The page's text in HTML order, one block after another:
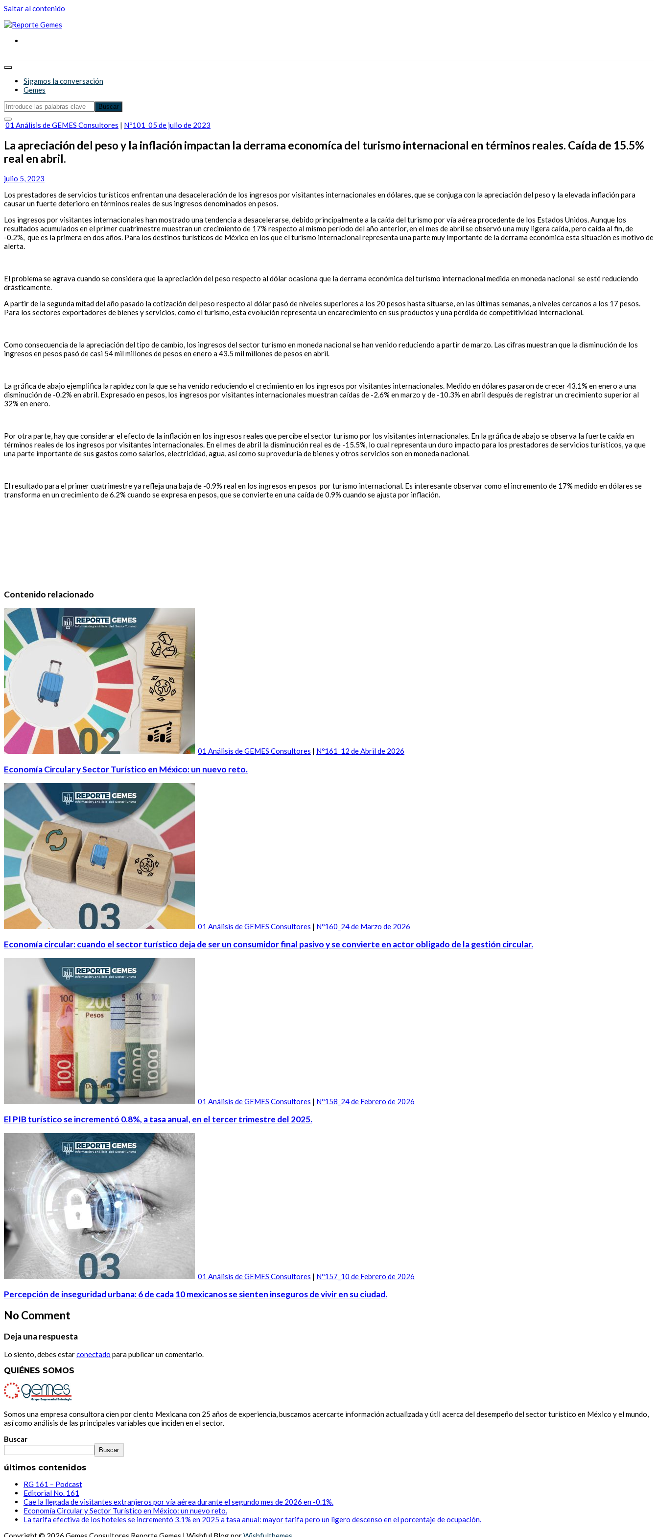
Saltar al contenido
Reporte Gemes
Sigamos la conversación
Gemes
01 Análisis de GEMES Consultores | Nº101_05 de julio de 2023
La apreciación del peso y la inflación impactan la derrama economíca del turismo internacional en términos reales. Caída de 15.5%
real en abril.
julio 5, 2023
Los prestadores de servicios turísticos enfrentan una desaceleración de los ingresos por visitantes internacionales en dólares, que se conjuga con la apreciación del peso y la elevada inflación para
causar un fuerte deterioro en términos reales de sus ingresos denominados en pesos.
Los ingresos por visitantes internacionales han mostrado una tendencia a desacelerarse, debido principalmente a la caída del turismo por vía aérea procedente de los Estados Unidos. Aunque los
resultados acumulados en el primer cuatrimestre muestran un crecimiento de 17% respecto al mismo período del año anterior, en el mes de abril se observó una muy ligera caída, pero caída al fin, de
-0.2%, que es la primera en dos años. Para los destinos turísticos de México en los que el turismo internacional representa una parte muy importante de la derrama económica esta situación es motivo de
alerta.
El problema se agrava cuando se considera que la apreciación del peso respecto al dólar ocasiona que la derrama económica del turismo internacional medida en moneda nacional se esté reduciendo
drásticamente.
A partir de la segunda mitad del año pasado la cotización del peso respecto al dólar pasó de niveles superiores a los 20 pesos hasta situarse, en las últimas semanas, a niveles cercanos a los 17 pesos.
Para los sectores exportadores de bienes y servicios, como el turismo, esta evolución representa un encarecimiento en sus productos y una pérdida de competitividad internacional.
Como consecuencia de la apreciación del tipo de cambio, los ingresos del sector turismo en moneda nacional se han venido reduciendo a partir de marzo. Las cifras muestran que la disminución de los
ingresos en pesos pasó de casi 54 mil millones de pesos en enero a 43.5 mil millones de pesos en abril.
La gráfica de abajo ejemplifica la rapidez con la que se ha venido reduciendo el crecimiento en los ingresos por visitantes internacionales. Medido en dólares pasaron de crecer 43.1% en enero a una
disminución de -0.2% en abril. Expresado en pesos, los ingresos por visitantes internacionales muestran caídas de -2.6% en marzo y de -10.3% en abril después de registrar un crecimiento superior al
32% en enero.
Por otra parte, hay que considerar el efecto de la inflación en los ingresos reales que percibe el sector turismo por los visitantes internacionales. En la gráfica de abajo se observa la fuerte caída en
términos reales de los ingresos por visitantes internacionales. En el mes de abril la disminución real es de -15.5%, lo cual representa un duro impacto para los prestadores de servicios turísticos, ya que
una parte importante de sus gastos como salarios, electricidad, agua, así como su proveduría de bienes y otros servicios son en moneda nacional.
El resultado para el primer cuatrimestre ya refleja una baja de -0.9% real en los ingresos en pesos por turismo internacional. Es interesante observar como el incremento de 17% medido en dólares se
transforma en un crecimiento de 6.2% cuando se expresa en pesos, que se convierte en una caída de 0.9% cuando se ajusta por inflación.
Contenido relacionado
01 Análisis de GEMES Consultores | Nº161_12 de Abril de 2026
Economía Circular y Sector Turístico en México: un nuevo reto.
01 Análisis de GEMES Consultores | Nº160_24 de Marzo de 2026
Economía circular: cuando el sector turístico deja de ser un consumidor final pasivo y se convierte en actor obligado de la gestión circular.
01 Análisis de GEMES Consultores | Nº158_24 de Febrero de 2026
El PIB turístico se incrementó 0.8%, a tasa anual, en el tercer trimestre del 2025.
01 Análisis de GEMES Consultores | Nº157_10 de Febrero de 2026
Percepción de inseguridad urbana: 6 de cada 10 mexicanos se sienten inseguros de vivir en su ciudad.
No Comment
Deja una respuesta
Lo siento, debes estarconectado para publicar un comentario.
QUIÉNES SOMOS
Somos una empresa consultora cien por ciento Mexicana con 25 años de experiencia, buscamos acercarte información actualizada y útil acerca del desempeño del sector turístico en México y el mundo,
así como análisis de las principales variables que inciden en el sector.
Buscar
Buscar
últimos contenidos
RG 161 – Podcast
Editorial No. 161
Cae la llegada de visitantes extranjeros por vía aérea durante el segundo mes de 2026 en -0.1%.
Economía Circular y Sector Turístico en México: un nuevo reto.
La tarifa efectiva de los hoteles se incrementó 3.1% en 2025 a tasa anual: mayor tarifa pero un ligero descenso en el porcentaje de ocupación.